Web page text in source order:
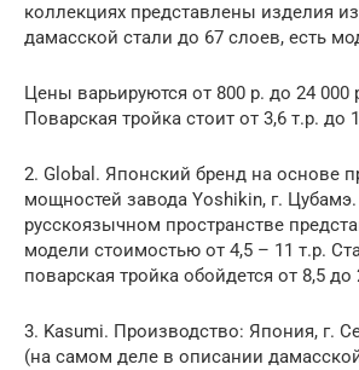
коллекциях представлены изделия
дамасской стали до 67 слоев, есть
Цены варьируются от 800 р. до 24 000
Поварская тройка стоит от 3,6 т.р. до
2. Global. Японский бренд на основе
мощностей завода Yoshikin, г.
русскоязычном пространстве
модели стоимостью от 4,5 – 11 т.р.
поварская тройка обойдется от 8,5 до
3. Kasumi. Производство: Япония, г.
(на самом деле в описании